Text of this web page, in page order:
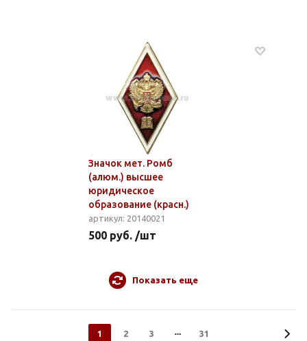
Значок мет. Ромб
(алюм.) высшее
юридическое
образование (красн.)
артикул: 20140021
500 руб. /шт
Показать еще
1 2 3 31